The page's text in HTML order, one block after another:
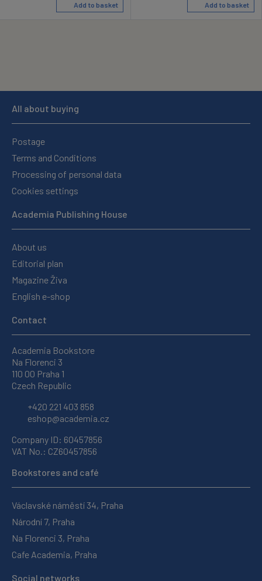
Add to basket Add to basket
All about buying
Postage
Terms and Conditions
Processing of personal data
Cookies settings
Academia Publishing House
About us
Editorial plan
Magazine Živa
English e-shop
Contact
Academia Bookstore
Na Florenci 3
110 00 Praha 1
Czech Republic
+420 221 403 858
eshop@academia.cz
Company ID: 60457856
VAT No.: CZ60457856
Bookstores and café
Václavské náměstí 34, Praha
Národní 7, Praha
Na Florenci 3, Praha
Cafe Academia, Praha
Social networks